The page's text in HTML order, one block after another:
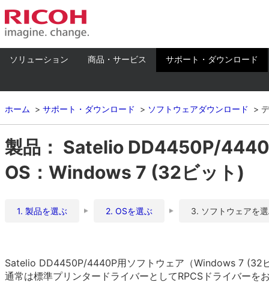
ソリューション 商品・サービス サポート・ダウンロード
ホーム サポート・ダウンロード ソフトウェアダウンロード
製品： Satelio DD4450P/
OS：Windows 7 (32ビット)
1. 製品を選ぶ 2. OSを選ぶ 3. ソフトウェアを
Satelio DD4450P/4440P用ソフトウェア（Windows 7 (32
通常は標準プリンタードライバーとしてRPCSドライバーを